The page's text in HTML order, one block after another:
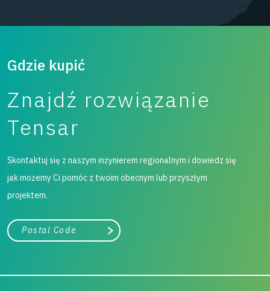
Gdzie kupić
Znajdź rozwiązanie
Tensar
Skontaktuj się z naszym inżynierem regionalnym i dowiedz się
jak możemy Ci pomóc z twoim obecnym lub przyszłym
projektem.
województwo
Szukaj